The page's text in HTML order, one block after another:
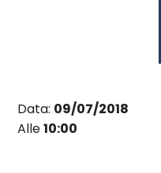
Data: 09/07/2018
Alle10:00